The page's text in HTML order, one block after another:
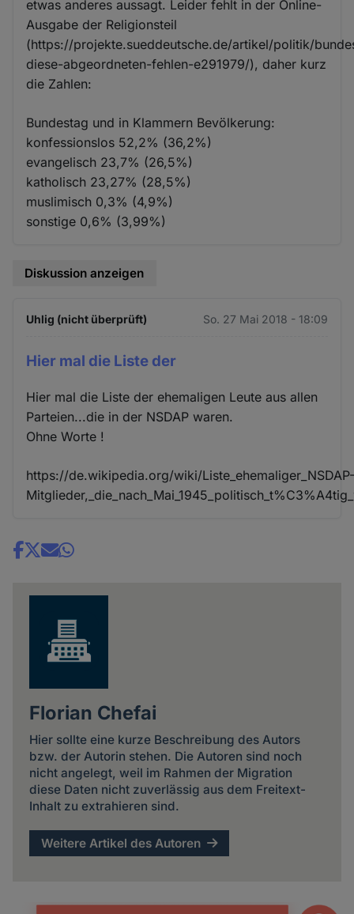
etwas anderes aussagt. Leider fehlt in der Online-
Ausgabe der Religionsteil
(https://projekte.sueddeutsche.de/artikel/politik/
diese-abgeordneten-fehlen-e291979/), daher kurz
die Zahlen:
Bundestag und in Klammern Bevölkerung:
konfessionslos 52,2% (36,2%)
evangelisch 23,7% (26,5%)
katholisch 23,27% (28,5%)
muslimisch 0,3% (4,9%)
sonstige 0,6% (3,99%)
Diskussion anzeigen
Uhlig (nicht überprüft) So. 27 Mai 2018 - 18:09
Hier mal die Liste der
Hier mal die Liste der ehemaligen Leute aus allen
Parteien...die in der NSDAP waren.
Ohne Worte !
https://de.wikipedia.org/wiki/
Share
Florian Chefai
Hier sollte eine kurze Beschreibung des Autors
bzw. der Autorin stehen. Die Autoren sind noch
nicht angelegt, weil im Rahmen der Migration
diese Daten nicht zuverlässig aus dem Freitext-
Inhalt zu extrahieren sind.
Weitere Artikel des Autoren